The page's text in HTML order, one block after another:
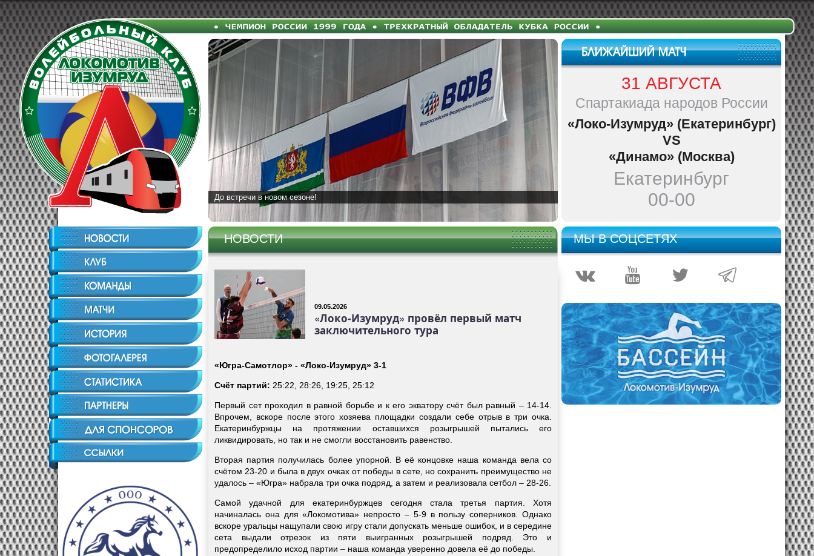
До встречи в новом сезоне!
31 АВГУСТА
Спартакиада народов России
«Локо-Изумруд» (Екатеринбург)
VS
«Динамо» (Москва)
Екатеринбург
00-00
НОВОСТИ
09.05.2026
«Локо-Изумруд» провёл первый матч
заключительного тура
«Югра-Самотлор» - «Локо-Изумруд» 3-1
Счёт партий: 25:22, 28:26, 19:25, 25:12
Первый сет проходил в равной борьбе и к его экватору счёт был равный – 14-14.
Впрочем, вскоре после этого хозяева площадки создали себе отрыв в три очка.
Екатеринбуржцы на протяжении оставшихся розыгрышей пытались его
ликвидировать, но так и не смогли восстановить равенство.
Вторая партия получилась более упорной. В её концовке наша команда вела со
счётом 23-20 и была в двух очках от победы в сете, но сохранить преимущество не
удалось – «Югра» набрала три очка подряд, а затем и реализовала сетбол – 28-26.
Самой удачной для екатеринбуржцев сегодня стала третья партия. Хотя
начиналась она для «Локомотива» непросто – 5-9 в пользу соперников. Однако
вскоре уральцы нащупали свою игру стали допускать меньше ошибок, и в середине
сета выдали отрезок из пяти выигранных розыгрышей подряд. Это и
предопределило исход партии – наша команда уверенно довела её до победы.
МЫ В СОЦСЕТЯХ